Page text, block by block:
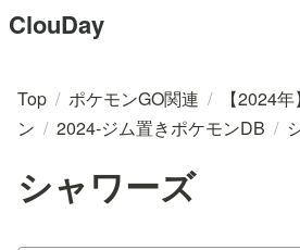
ClouDay
Top / ポケモンGO関連 /
【2024
ン / 2024-ジム置きポケモンDB /
シャワーズ